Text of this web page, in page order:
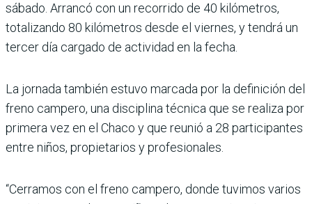
sábado. Arrancó con un recorrido de 40 kilómetros,
totalizando 80 kilómetros desde el viernes, y tendrá un
tercer día cargado de actividad en la fecha.
La jornada también estuvo marcada por la definición del
freno campero, una disciplina técnica que se realiza por
primera vez en el Chaco y que reunió a 28 participantes
entre niños, propietarios y profesionales.
“Cerramos con el freno campero, donde tuvimos varios